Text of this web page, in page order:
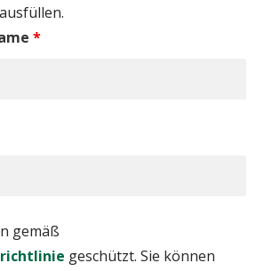
*
gemäß
geschützt. Sie können